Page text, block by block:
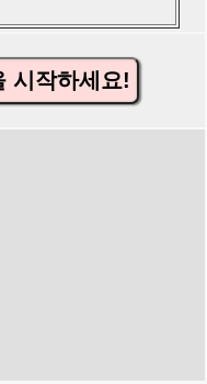
시작하세요!